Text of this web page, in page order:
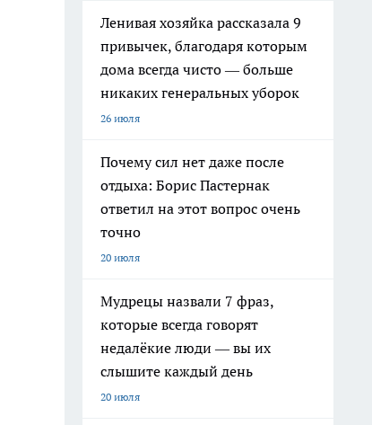
Ленивая хозяйка рассказала 9
привычек, благодаря которым
дома всегда чисто — больше
никаких генеральных уборок
26 июля
Почему сил нет даже после
отдыха: Борис Пастернак
ответил на этот вопрос очень
точно
20 июля
Мудрецы назвали 7 фраз,
которые всегда говорят
недалёкие люди — вы их
слышите каждый день
20 июля